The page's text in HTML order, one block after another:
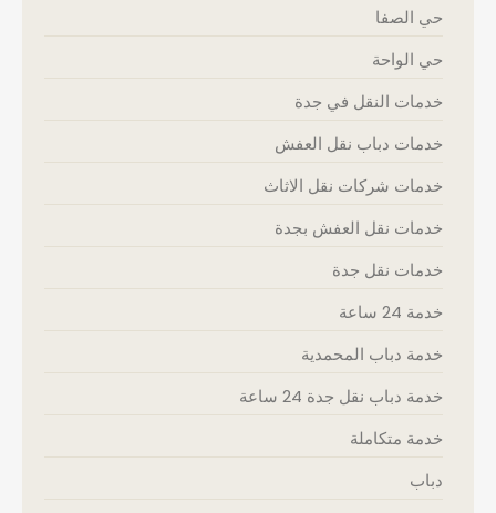
حي الصفا
حي الواحة
خدمات النقل في جدة
خدمات دباب نقل العفش
خدمات شركات نقل الاثاث
خدمات نقل العفش بجدة
خدمات نقل جدة
خدمة 24 ساعة
خدمة دباب المحمدية
خدمة دباب نقل جدة 24 ساعة
خدمة متكاملة
دباب